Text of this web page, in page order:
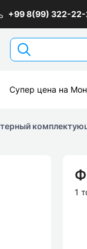
+99 8(99) 322-
Супер цена на
1